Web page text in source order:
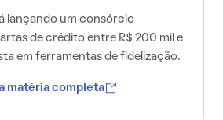
lançando um consórcio
de crédito entre R$ 200 mil e
em ferramentas de fidelização.
matéria completa